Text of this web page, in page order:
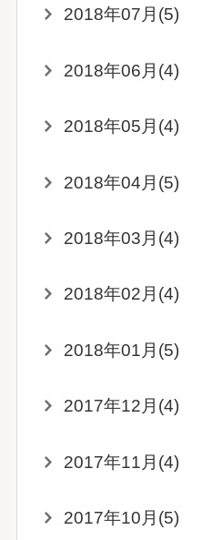
2018年07月(5)
2018年06月(4)
2018年05月(4)
2018年04月(5)
2018年03月(4)
2018年02月(4)
2018年01月(5)
2017年12月(4)
2017年11月(4)
2017年10月(5)